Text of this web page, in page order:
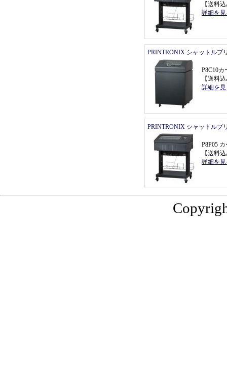
【送料
詳細を
PRINTRONIX シャットルプ
P8C10
【送料
詳細を
PRINTRONIX シャットルプ
P8P05
【送料
詳細を